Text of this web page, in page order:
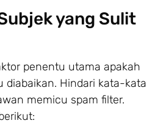
yang Sulit
penentu utama apakah
diabaikan. Hindari kata-kata
memicu spam filter.